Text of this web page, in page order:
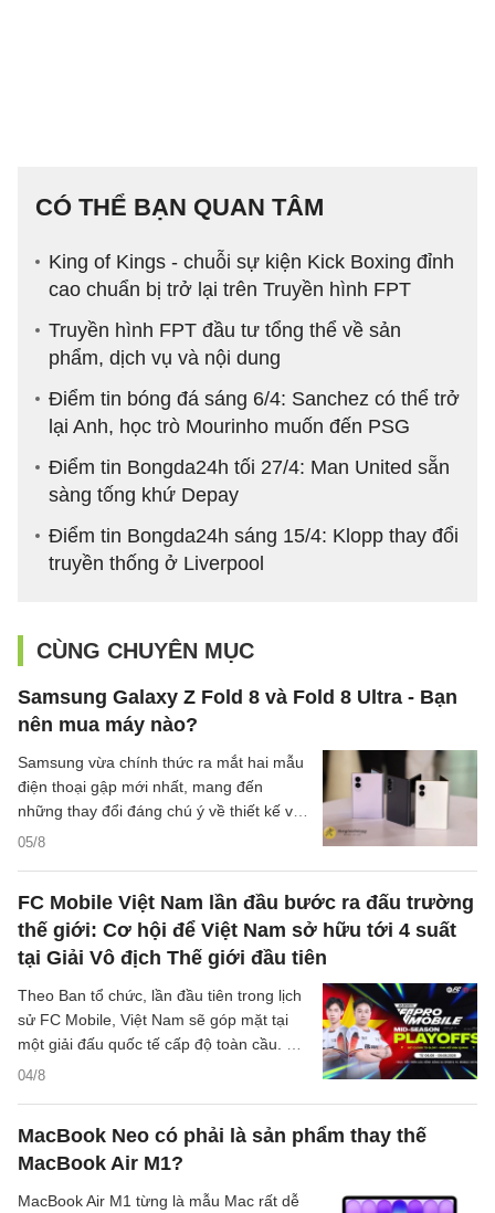
CÓ THỂ BẠN QUAN TÂM
King of Kings - chuỗi sự kiện Kick Boxing đỉnh
cao chuẩn bị trở lại trên Truyền hình FPT
Truyền hình FPT đầu tư tổng thể về sản
phẩm, dịch vụ và nội dung
Điểm tin bóng đá sáng 6/4: Sanchez có thể trở
lại Anh, học trò Mourinho muốn đến PSG
Điểm tin Bongda24h tối 27/4: Man United sẵn
sàng tống khứ Depay
Điểm tin Bongda24h sáng 15/4: Klopp thay đổi
truyền thống ở Liverpool
CÙNG CHUYÊN MỤC
Samsung Galaxy Z Fold 8 và Fold 8 Ultra - Bạn
nên mua máy nào?
05/8
Samsung vừa chính thức ra mắt hai mẫu
điện thoại gập mới nhất, mang đến
những thay đổi đáng chú ý về thiết kế và
dung lượng pin. Sự xuất hiện của hai
Các thông tin chi tiết về sản phẩm đã
được công bố rộng rãi vào lúc 02:20
sáng ngày 28/07/2026 theo giờ Việt Nam.
FC Mobile Việt Nam lần đầu bước ra đấu trường
thế giới: Cơ hội để Việt Nam sở hữu tới 4 suất
tại Giải Vô địch Thế giới đầu tiên
04/8
Theo Ban tổ chức, lần đầu tiên trong lịch
sử FC Mobile, Việt Nam sẽ góp mặt tại
một giải đấu quốc tế cấp độ toàn cầu. Hai
đại diện xuất sắc của FC Mobile Việt
tuyển thủ được tuyển chọn đến từ hơn 90
quốc gia và khu vực, cạnh tranh tổng giải
thưởng 100.000 USD cùng cơ hội giành
MacBook Neo có phải là sản phẩm thay thế
MacBook Air M1?
MacBook Air M1 từng là mẫu Mac rất dễ